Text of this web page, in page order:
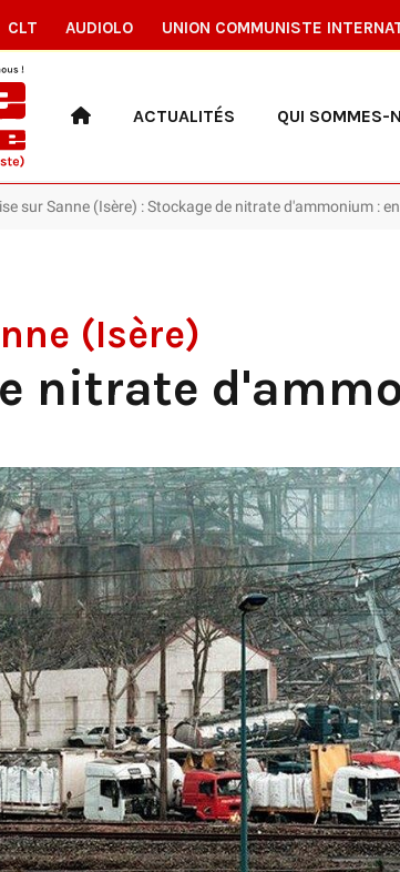
CLT AUDIOLO UNION COMMUNISTE
ACTUALITÉS QUI SOMMES-
sur Sanne (Isère) : Stockage de nitrate d'ammonium :
(Isère)
nitrate